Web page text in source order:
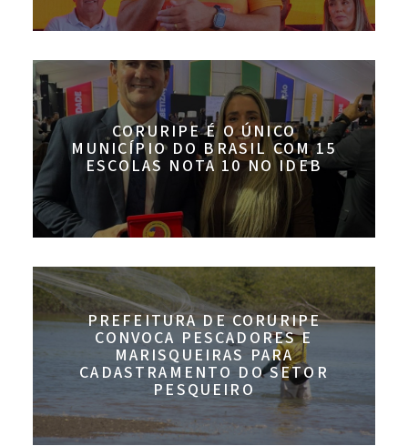
CORURIPE É O ÚNICO
MUNICÍPIO DO BRASIL COM 15
ESCOLAS NOTA 10 NO IDEB
PREFEITURA DE CORURIPE
CONVOCA PESCADORES E
MARISQUEIRAS PARA
CADASTRAMENTO DO SETOR
PESQUEIRO